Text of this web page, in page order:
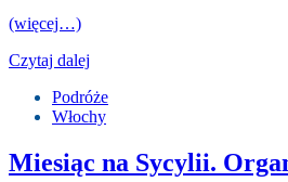
(więcej…)
Czytaj dalej
Podróże
Włochy
Miesiąc na Sycylii.